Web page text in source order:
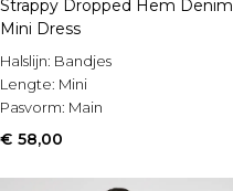
Strappy Dropped Hem Denim
Mini Dress
Halslijn: Bandjes
Lengte: Mini
Pasvorm: Main
€ 58,00